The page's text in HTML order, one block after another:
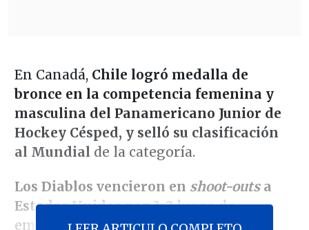
En Canadá, Chile logró medalla de
bronce en la competencia femenina y
masculina del Panamericano Junior de
Hockey Césped, y selló su clasificación
al Mundial de la categoría.
Los Diablos vencieron en shoot-outsa
Estados Unidos por 3-2luego de
empatar 1-1. En el partido, los